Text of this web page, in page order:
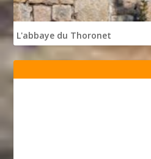
L'abbaye du Thoronet